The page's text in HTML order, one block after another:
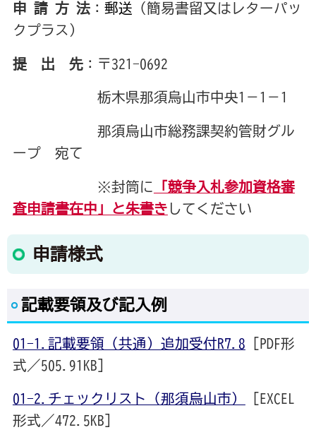
申 請 方 法： 郵送 （簡易書留又はレターパッ
クプラス）
提 出 先：〒321-0692
栃木県那須烏山市中央1－1－1
那須烏山市総務課契約管財グル
ープ 宛て
※封筒に
「競争入札参加資格審
査申請書在中」と朱書き してください
申請様式
記載要領及び記入例
01-1.記載要領（共通）追加受付R7.8 [PDF形
式／505.91KB]
01-2.チェックリスト（那須烏山市）
[EXCEL
形式／472.5KB]